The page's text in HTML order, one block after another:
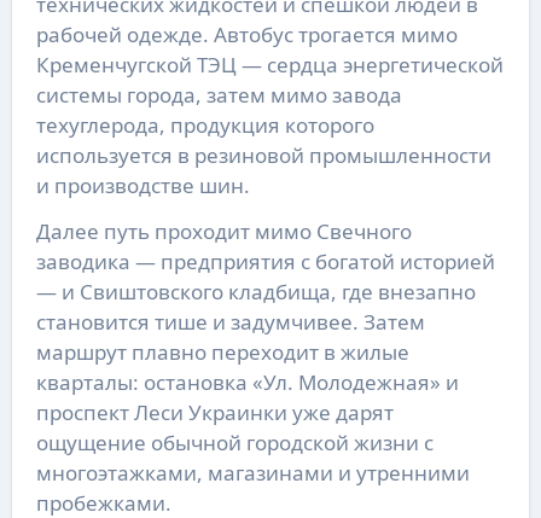
рабочей одежде. Автобус трогается мимо
Кременчугской ТЭЦ — сердца энергетической
системы города, затем мимо завода
техуглерода, продукция которого
используется в резиновой промышленности
и производстве шин.
Далее путь проходит мимо Свечного
заводика — предприятия с богатой историей
— и Свиштовского кладбища, где внезапно
становится тише и задумчивее. Затем
маршрут плавно переходит в жилые
кварталы: остановка «Ул. Молодежная» и
проспект Леси Украинки уже дарят
ощущение обычной городской жизни с
многоэтажками, магазинами и утренними
пробежками.